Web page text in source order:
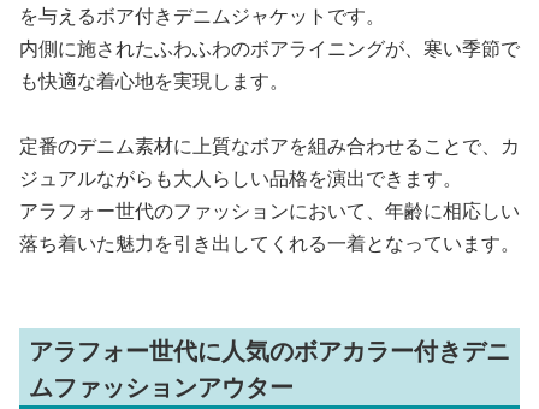
を与えるボア付きデニムジャケットです。
内側に施されたふわふわのボアライニングが、寒い季節で
も快適な着心地を実現します。
定番のデニム素材に上質なボアを組み合わせることで、カ
ジュアルながらも大人らしい品格を演出できます。
アラフォー世代のファッションにおいて、年齢に相応しい
落ち着いた魅力を引き出してくれる一着となっています。
アラフォー世代に人気のボアカラー付きデニ
ムファッションアウター